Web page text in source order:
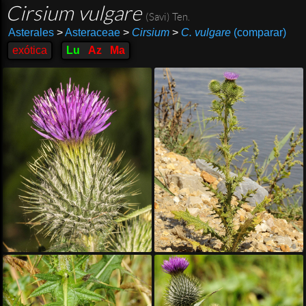
Cirsium vulgare (Savi) Ten.
Asterales >Asteraceae > Cirsium > C. vulgare(comparar)
exótica
Lu Az Ma